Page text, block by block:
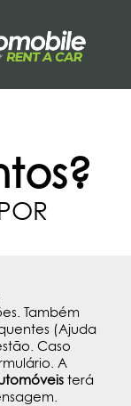
Também
(Ajuda
Caso
A
terá